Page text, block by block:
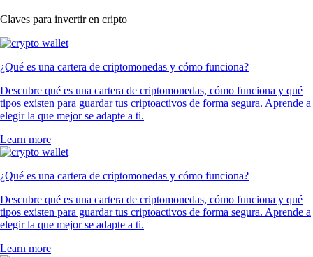
Claves para invertir en cripto
¿Qué es una cartera de criptomonedas y cómo funciona?
Descubre qué es una cartera de criptomonedas, cómo funciona y qué
tipos existen para guardar tus criptoactivos de forma segura. Aprende a
elegir la que mejor se adapte a ti.
Learn more
¿Qué es una cartera de criptomonedas y cómo funciona?
Descubre qué es una cartera de criptomonedas, cómo funciona y qué
tipos existen para guardar tus criptoactivos de forma segura. Aprende a
elegir la que mejor se adapte a ti.
Learn more